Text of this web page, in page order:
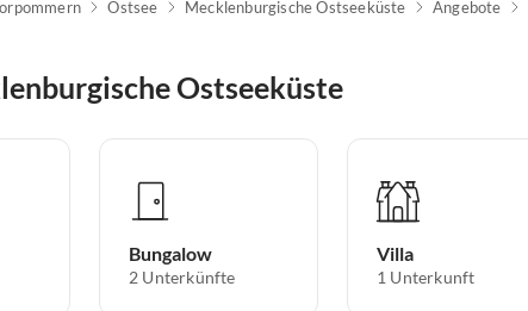
Ostsee Mecklenburgische Ostseeküste Angebote
Ostseeküste
Bungalow
2 Unterkünfte
Villa
1 Unterkunft